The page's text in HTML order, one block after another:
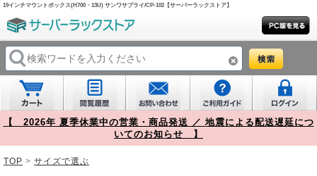
19インチマウントボックス(H700・13U) サンワサプライ/CP-102【サーバーラックストア】
【 2026年 夏季休業中の営業・商品発送 ／ 地震による配送遅延につ
いてのお知らせ 】
TOP > サイズで選ぶ